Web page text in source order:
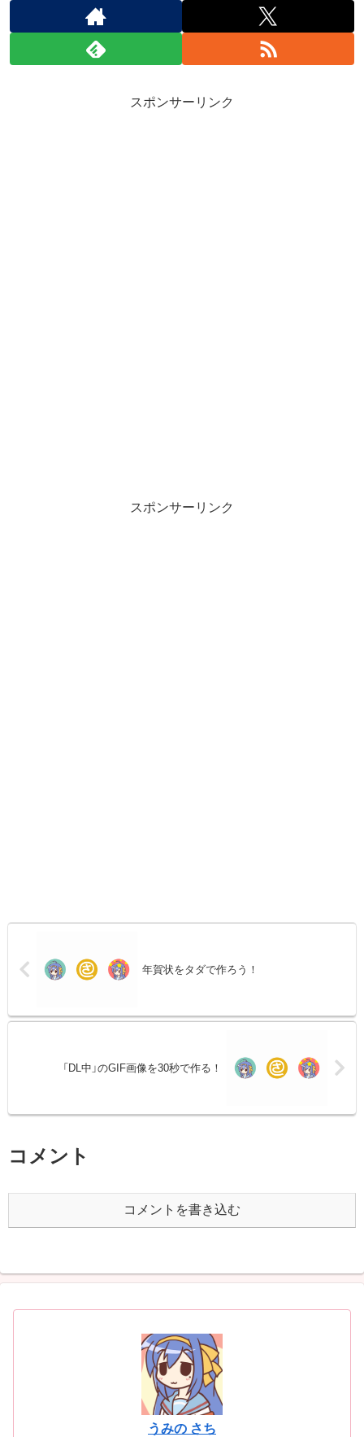
スポンサーリンク
スポンサーリンク
年賀状をタダで作ろう！
「DL中」のGIF画像を30秒で作る！
コメント
コメントを書き込む
うみの さち